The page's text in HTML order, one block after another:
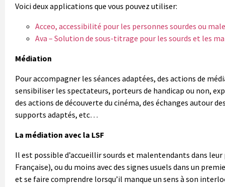
Voici deux applications que vous pouvez utiliser:
Acceo, accessibilité pour les personnes sourdes ou
Ava – Solution de sous-titrage pour les sourds et les
Médiation
Pour accompagner les séances adaptées, des actions de
sensibiliser les spectateurs, porteurs de handicap ou non,
des actions de découverte du cinéma, des échanges autour
supports adaptés, etc…
La médiation avec la LSF
Il est possible d’accueillir sourds et malentendants dans leur
Française), ou du moins avec des signes usuels dans un
et se faire comprendre lorsqu’il manque un sens à son